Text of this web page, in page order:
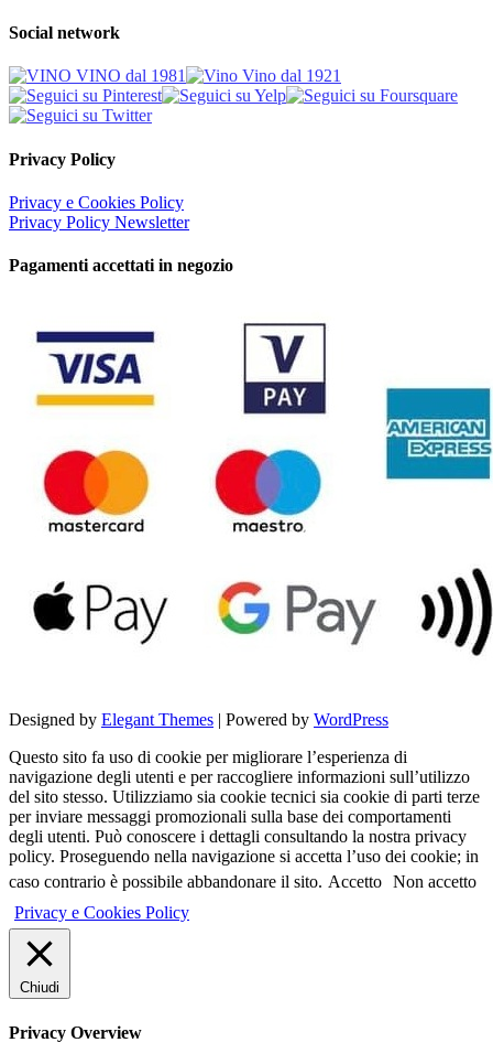
Social network
Privacy Policy
Privacy e Cookies Policy
Privacy Policy Newsletter
Pagamenti accettati in negozio
Designed by Elegant Themes | Powered by WordPress
Questo sito fa uso di cookie per migliorare l’esperienza di
navigazione degli utenti e per raccogliere informazioni sull’utilizzo
del sito stesso. Utilizziamo sia cookie tecnici sia cookie di parti terze
per inviare messaggi promozionali sulla base dei comportamenti
degli utenti. Può conoscere i dettagli consultando la nostra privacy
policy. Proseguendo nella navigazione si accetta l’uso dei cookie; in
caso contrario è possibile abbandonare il sito. Accetto Non accetto
Privacy e Cookies Policy
Chiudi
Privacy Overview